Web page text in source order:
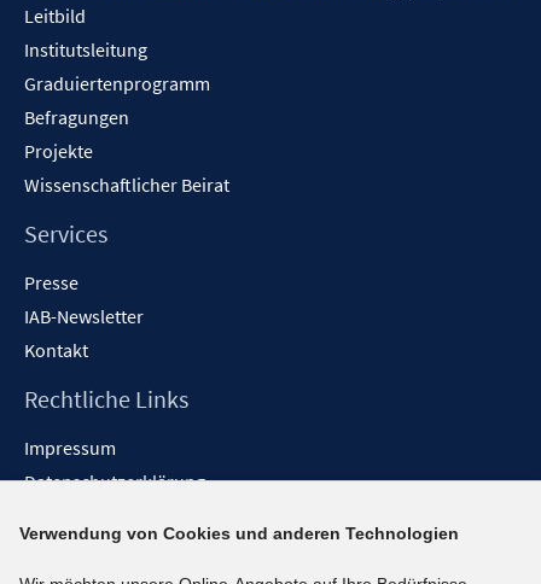
Leitbild
Institutsleitung
Graduiertenprogramm
Befragungen
Projekte
Wissenschaftlicher Beirat
Services
Presse
IAB-Newsletter
Kontakt
Rechtliche Links
Impressum
Datenschutzerklärung
Barrieren melden
Verwendung von Cookies und anderen Technologien